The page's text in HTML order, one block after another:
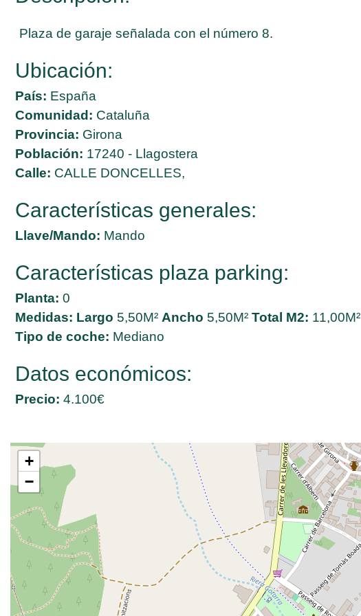
Plaza de garaje señalada con el número 8.
Ubicación:
País: España
Comunidad: Cataluña
Provincia: Girona
Población: 17240 - Llagostera
Calle: CALLE DONCELLES,
Características generales:
Llave/Mando: Mando
Características plaza parking:
Planta: 0
Medidas: Largo 5,50M² Ancho 5,50M² Total M2: 11,00M²
Tipo de coche: Mediano
Datos económicos:
Precio: 4.100€
+
−